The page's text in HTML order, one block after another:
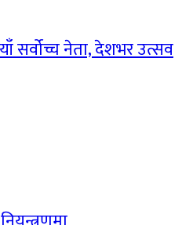
सर्वोच्च नेता, देशभर उत्सव